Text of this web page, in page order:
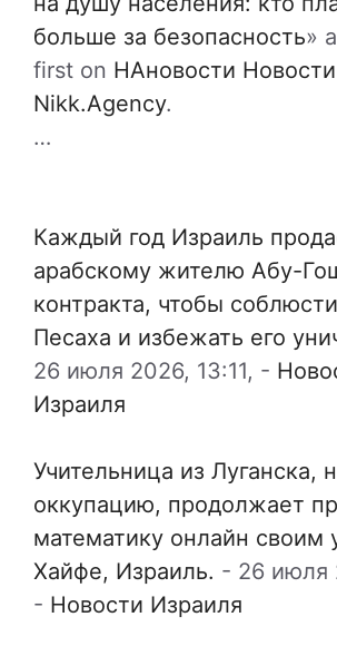
больше за безопасность»
first on НАновости
Nikk.Agency.
…
Каждый год Израиль
арабскому жителю Абу-
контракта, чтобы
Песаха и избежать его
26 июля 2026, 13:11, -
Израиля
Учительница из Луганска,
оккупацию, продолжает
математику онлайн своим
Хайфе, Израиль. - 26 июля
- Новости Израиля